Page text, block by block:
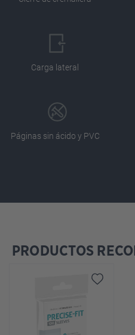
Carga lateral
Páginas sin ácido y PVC
Omitir la galería de productos
PRODUCTOS